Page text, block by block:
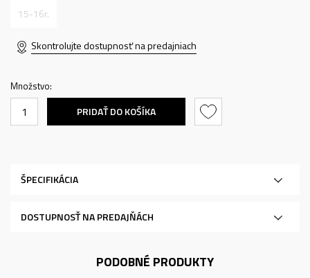
15-16r.
Skontrolujte dostupnosť na predajniach
Množstvo:
PRIDAŤ DO KOŠÍKA
ŠPECIFIKÁCIA
DOSTUPNOSŤ NA PREDAJŇÁCH
PODOBNÉ PRODUKTY